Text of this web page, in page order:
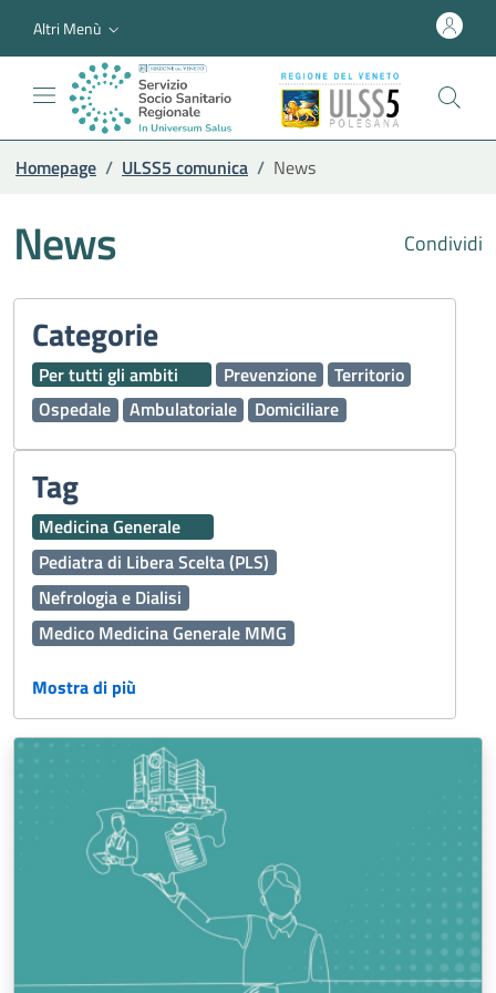
Altri Menù
Homepage / ULSS5 comunica / News
Condividi
News
Categorie
Per tutti gli ambiti Prevenzione
Territorio
Ospedale
Ambulatoriale Domiciliare
Tag
Medicina Generale
Pediatra di Libera Scelta (PLS)
Nefrologia e Dialisi
Medico Medicina Generale MMG
Assistenza Territoriale
Dermatologia
Vaccinazioni
Interaziendale
Percorso Diagnostico Terapeutico Assistenziale PDTA
Oculistica
Emergenza Sanitaria
Servizi Online
Servizi Distrettuali
Operatori Socio Sanitari OSS
Continuità assistenziale ex Guardia Medica
Disabilità
Sport
Cure Palliative
Igiene Alimenti
Caldo
Mostra di più